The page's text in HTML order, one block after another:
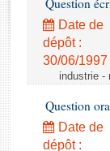
Rapports
Rapports
Rapports sur
Baromètre de
Dossiers
Budget et
Question
Date de
dépôt :
30/06/1997
industrie -
Question
Date de
dépôt :